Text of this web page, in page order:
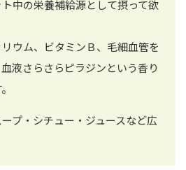
中の栄養補給源として摂って欲
ウム、ビタミンＢ、毛細血管を
液さらさらピラジンという香り
プ・シチュー・ジュースなど広